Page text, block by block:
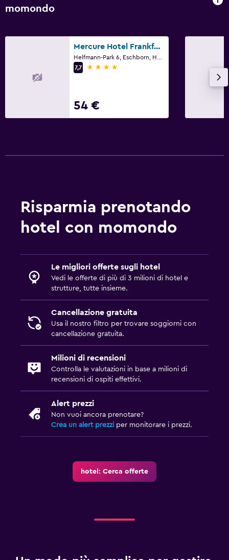
momondo
Mercure Hotel Frankfurt Eschborn Ost
7,7
4 stelle
54 €
Risparmia prenotando
hotel con momondo
Le migliori offerte sugli hotel
Vedi le offerte di più di 3 milioni di hotel e
strutture, tutte insieme.
Cancellazione gratuita
Usa il nostro filtro per trovare soggiorni con
cancellazione gratuita.
Milioni di recensioni
Controlla le valutazioni in base a milioni di
recensioni di ospiti effettivi.
Alert prezzi
Non vuoi ancora prenotare?
Crea un alert prezzi per monitorare i prezzi.
hotel: Cerca offerte